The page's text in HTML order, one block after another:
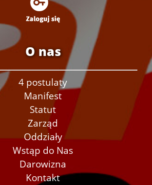
O nas
4 postulaty
Manifest
Statut
Zarząd
Oddziały
Wstąp do Nas
Darowizna
Kontakt